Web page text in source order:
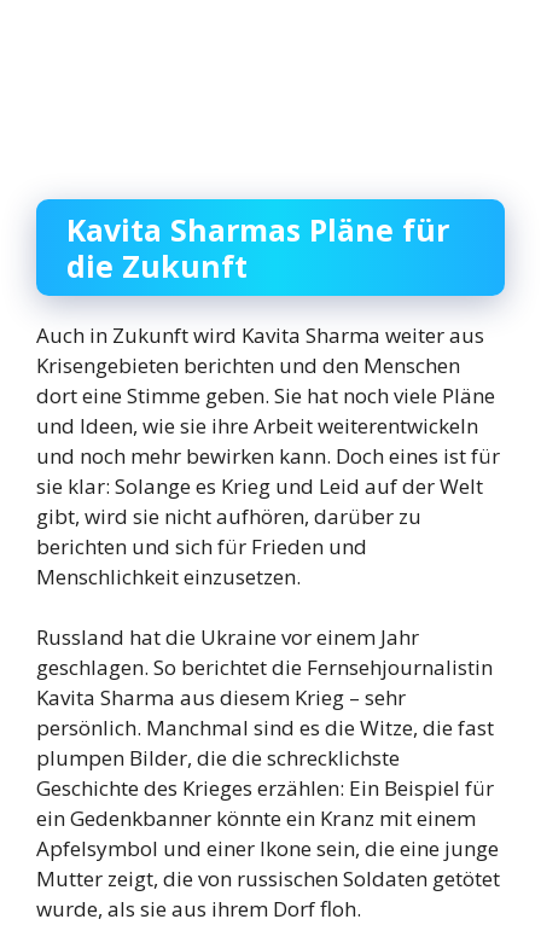
Kavita Sharmas Pläne für
die Zukunft
Auch in Zukunft wird Kavita Sharma weiter aus
Krisengebieten berichten und den Menschen
dort eine Stimme geben. Sie hat noch viele Pläne
und Ideen, wie sie ihre Arbeit weiterentwickeln
und noch mehr bewirken kann. Doch eines ist für
sie klar: Solange es Krieg und Leid auf der Welt
gibt, wird sie nicht aufhören, darüber zu
berichten und sich für Frieden und
Menschlichkeit einzusetzen.
Russland hat die Ukraine vor einem Jahr
geschlagen. So berichtet die Fernsehjournalistin
Kavita Sharma aus diesem Krieg – sehr
persönlich. Manchmal sind es die Witze, die fast
plumpen Bilder, die die schrecklichste
Geschichte des Krieges erzählen: Ein Beispiel für
ein Gedenkbanner könnte ein Kranz mit einem
Apfelsymbol und einer Ikone sein, die eine junge
Mutter zeigt, die von russischen Soldaten getötet
wurde, als sie aus ihrem Dorf floh.